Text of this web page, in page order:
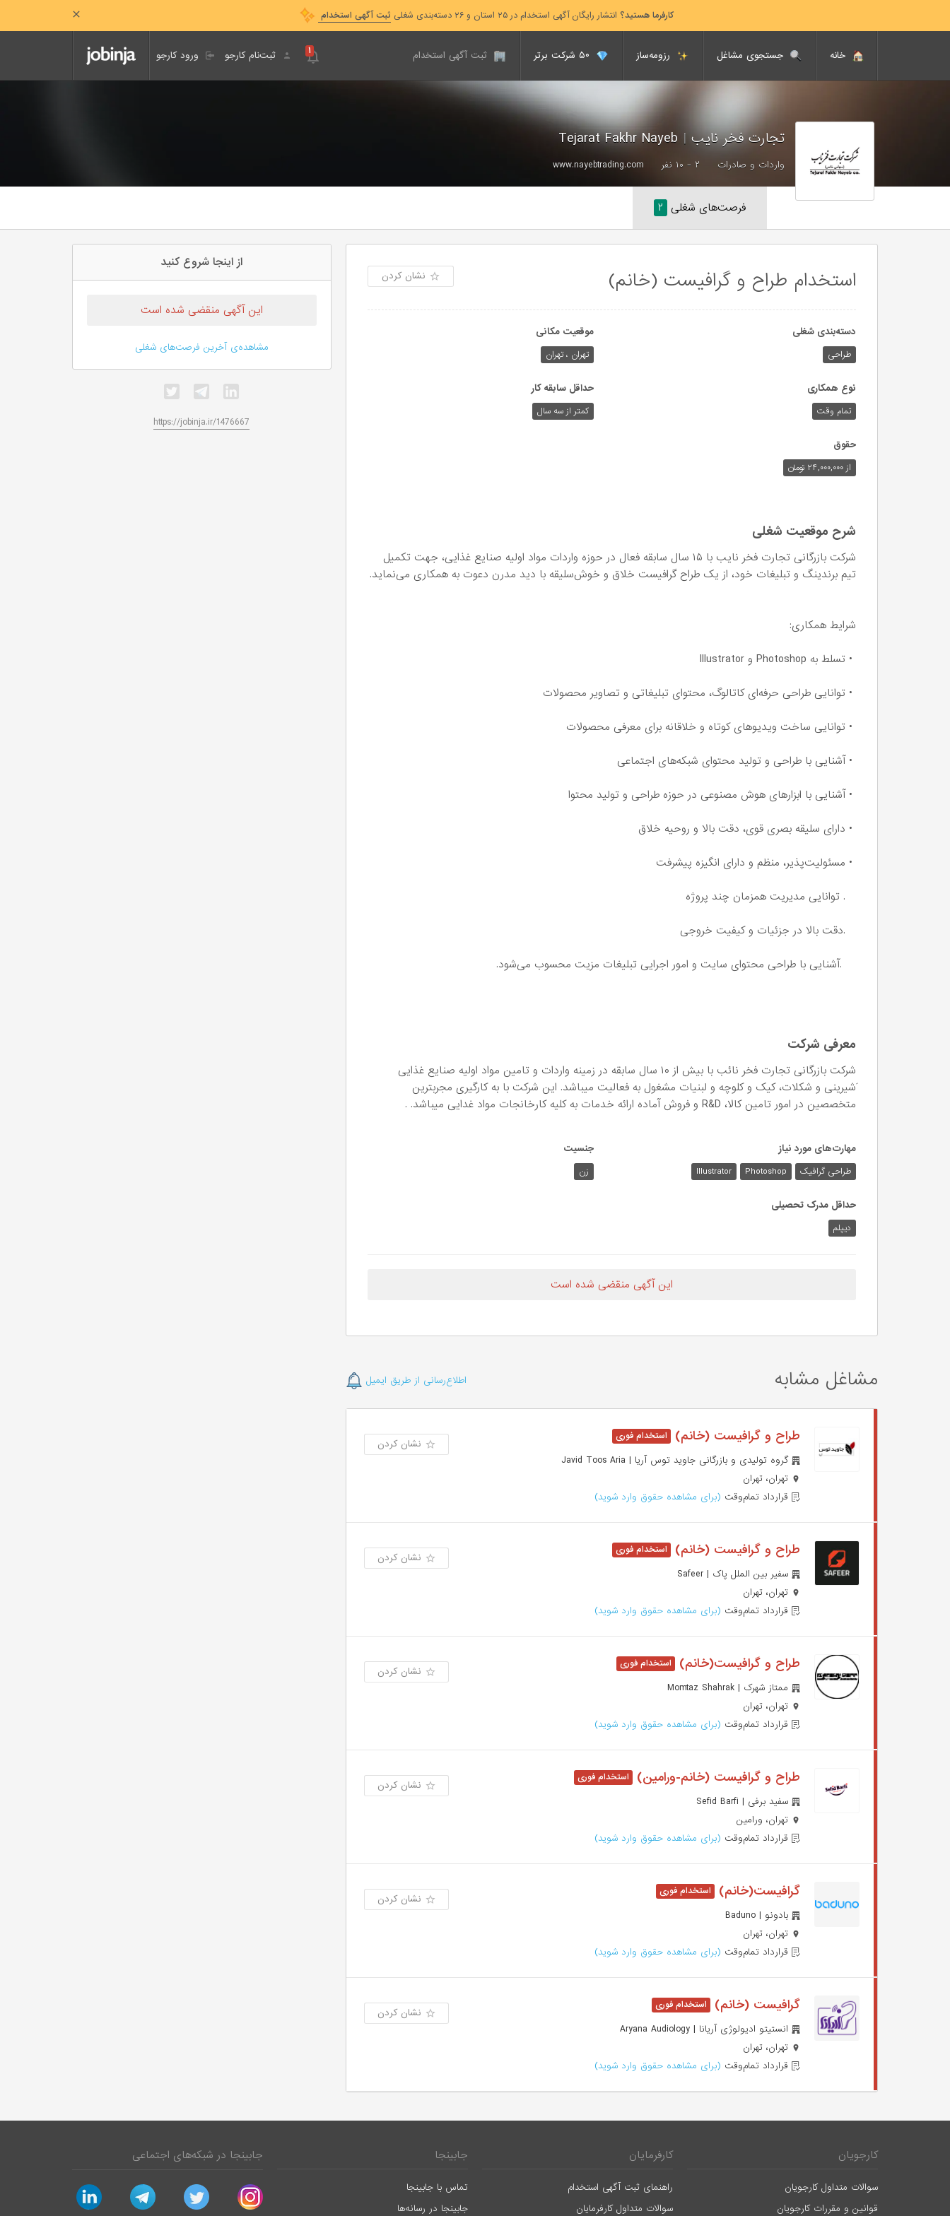
کارفرما هستید؟ انتشار رایگان آگهی استخدام در ۲۵ استان و ۲۶ دسته‌بندی شغلی ثبت آگهی استخدام
خانه جستجوی مشاغل رزومه‌ساز ثبت آگهی استخدام ورود کارجو ثبت‌نام کارجو ۱
تجارت فخر نایب |
واردات و صادرات ۲ - ۱۰ نفر www.nayebtrading.com
فرصت‌های شغلی ۲
استخدام طراح و گرافیست (خانم) نشان کردن
دسته‌بندی شغلی
طراحی
موقعیت مکانی
تهران ، تهران
نوع همکاری
تمام وقت
حداقل سابقه کار
کمتر از سه سال
حقوق
از ۲۴,۰۰۰,۰۰۰ تومان
شرح موقعیت شغلی
شرکت بازرگانی تجارت فخر نایب با ۱۵ سال سابقه فعال در حوزه واردات مواد اولیه صنایع غذایی، جهت تکمیل
تیم برندینگ و تبلیغات خود، از یک طراح گرافیست خلاق و خوش‌سلیقه با دید مدرن دعوت به همکاری می‌نماید.
شرایط همکاری:
• تسلط به Photoshop و Illustrator
• توانایی طراحی حرفه‌ای کاتالوگ، محتوای تبلیغاتی و تصاویر محصولات
• توانایی ساخت ویدیوهای کوتاه و خلاقانه برای معرفی محصولات
• آشنایی با طراحی و تولید محتوای شبکه‌های اجتماعی
• آشنایی با ابزارهای هوش مصنوعی در حوزه طراحی و تولید محتوا
• دارای سلیقه بصری قوی، دقت بالا و روحیه خلاق
• مسئولیت‌پذیر، منظم و دارای انگیزه پیشرفت
. توانایی مدیریت همزمان چند پروژه
.دقت بالا در جزئیات و کیفیت خروجی
.آشنایی با طراحی محتوای سایت و امور اجرایی تبلیغات مزیت محسوب می‌شود.
معرفی شرکت
شرکت بازرگانی تجارت فخر نائب با بیش از ۱۰ سال سابقه در زمینه واردات و تامین مواد اولیه صنایع غذایی
َشیرینی و شکلات، کیک و کلوچه و لبنیات مشغول به فعالیت میباشد. این شرکت با به کارگیری مجربترین
متخصصین در امور تامین کالا، R&D و فروش آماده ارائه خدمات به كليه كارخانجات مواد غدايی میباشد. .
مهارت‌های مورد نیاز
طراحی گرافیک Photoshop
Illustrator
جنسیت
زن
حداقل مدرک تحصیلی
دیپلم
این آگهی منقضی شده است
مشاغل مشابه اطلاع‌رسانی از طریق ایمیل
طراح و گرافیست (خانم)
گروه تولیدی و بازرگانی جاوید توس آریا | Javid Toos Aria
تهران، تهران
قرارداد تمام‌وقت (برای مشاهده حقوق وارد شوید)
نشان کردن
طراح و گرافیست (خانم)
سفیر بین الملل پاک | Safeer
تهران، تهران
قرارداد تمام‌وقت (برای مشاهده حقوق وارد شوید)
نشان کردن
طراح و گرافیست(خانم)
ممتاز شهرک | Momtaz Shahrak
تهران، تهران
قرارداد تمام‌وقت (برای مشاهده حقوق وارد شوید)
نشان کردن
طراح و گرافیست (خانم-ورامین)
سفید برفی | Sefid Barfi
تهران، ورامین
قرارداد تمام‌وقت (برای مشاهده حقوق وارد شوید)
نشان کردن
گرافیست(خانم)
بادونو | Baduno
تهران، تهران
قرارداد تمام‌وقت (برای مشاهده حقوق وارد شوید)
نشان کردن
گرافیست (خانم)
انستیتو ادیولوژی آریانا | Aryana Audiology
تهران، تهران
قرارداد تمام‌وقت (برای مشاهده حقوق وارد شوید)
نشان کردن
از اینجا شروع کنید
این آگهی منقضی شده است
مشاهده‌ی آخرین فرصت‌های شغلی
https://jobinja.ir/1476667
کارجویان
سوالات متداول کارجویان
قوانین و مقررات کارجویان
کارفرمایان
راهنمای ثبت آگهی استخدام
سوالات متداول کارفرمایان
جابینجا
تماس با جابینجا
جابینجا در رسانه‌ها
جابینجا در شبکه‌های اجتماعی
instagram
twitter
telegram
linkedin